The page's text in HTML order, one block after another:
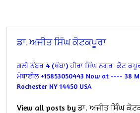
ਡਾ. ਅਜੀਤ ਸਿੰਘ ਕੋਟਕਪੂਰਾ
ਗਲੀ ਨੰਬਰ 4 (ਖੱਬਾ) ਹੀਰਾ ਸਿੰਘ ਨਗਰ ਕੋਟ
ਮੋਬਾਈਲ +15853050443 Now at ---- 38
Rochester NY 14450 USA
View all posts by ਡਾ. ਅਜੀਤ ਸਿੰਘ